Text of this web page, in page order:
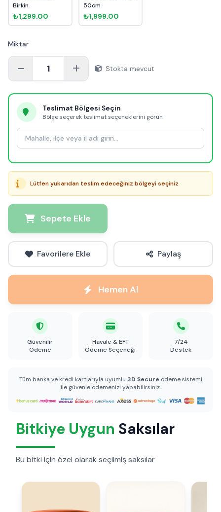
Birkin
₺1,299.00
50cm
₺1,999.00
Miktar
1 Stokta mevcut
Teslimat Bölgesi Seçin
Bölge seçerek teslimat seçeneklerini görün
Lütfen yukarıdan teslim edeceğiniz bölgeyi seçiniz
Sepete Ekle
Favorilere Ekle Paylaş
Hemen Al
Güvenilir
Ödeme
Havale & EFT
Ödeme Seçeneği
7/24
Destek
Tüm banka ve kredi kartlarıyla uyumlu 3D Secure ödeme sistemi
ile güvenle ödemenizi yapabilirsiniz.
Bitkiye Uygun Saksılar
Bu bitki için özel olarak seçilmiş saksılar